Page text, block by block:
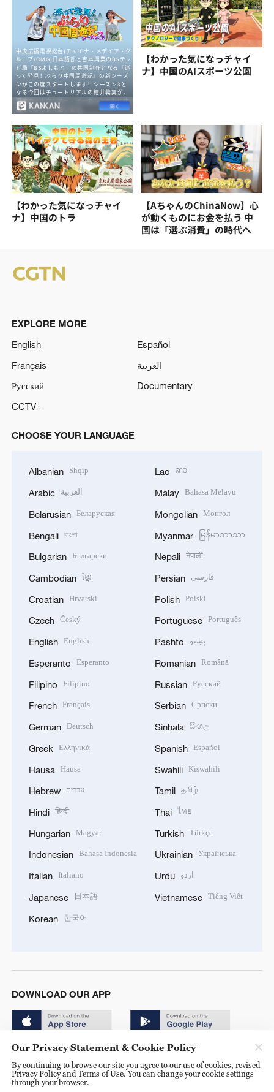
【わかった気になっチャイ
ナ】中国のAIスポーツ公園
【わかった気になっチャイ
ナ】中国のトラ
【AちゃんのChinaNow】心
が動くものにお金を払う 中
国は「選ぶ消費」の時代へ
EXPLORE MORE
English
Español
Français
العربية
Русский
Documentary
CCTV+
CHOOSE YOUR LANGUAGE
Albanian Shqip
Arabic العربية
Belarusian Беларуская
Bengali বাংলা
Bulgarian Български
Cambodian ខ្មែរ
Croatian Hrvatski
Czech Český
English English
Esperanto Esperanto
Filipino Filipino
French Français
German Deutsch
Greek Ελληνικά
Hausa Hausa
Hebrew עברית
Hindi हिन्दी
Hungarian Magyar
Indonesian Bahasa Indonesia
Italian Italiano
Japanese 日本語
Korean 한국어
Lao ລາວ
Malay Bahasa Melayu
Mongolian Монгол
Myanmar မြန်မာဘာသာ
Nepali नेपाली
Persian فارسی
Polish Polski
Portuguese Português
Pashto پښتو
Romanian Română
Russian Русский
Serbian Српски
Sinhala සිංහල
Spanish Español
Swahili Kiswahili
Tamil தமிழ்
Thai ไทย
Turkish Türkçe
Ukrainian Українська
Urdu اردو
Vietnamese Tiếng Việt
DOWNLOAD OUR APP
© China Radio International.CRI. All Rights Reserved. 16A
Our Privacy Statement & Cookie Policy
By continuing to browse our site you agree to our use of cookies, revised
Privacy Policy and Terms of Use. You can change your cookie settings
through your browser.